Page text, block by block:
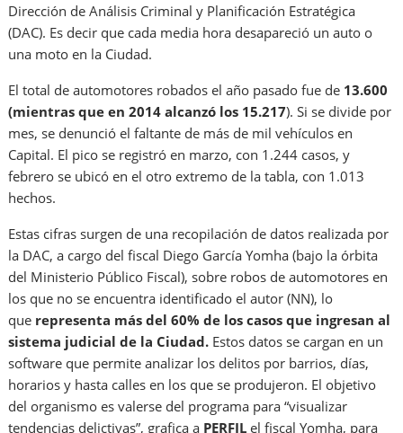
Dirección de Análisis Criminal y Planificación Estratégica
(DAC). Es decir que cada media hora desapareció un auto o
una moto en la Ciudad.
El total de automotores robados el año pasado fue de 13.600
(mientras que en 2014 alcanzó los 15.217). Si se divide por
mes, se denunció el faltante de más de mil vehículos en
Capital. El pico se registró en marzo, con 1.244 casos, y
febrero se ubicó en el otro extremo de la tabla, con 1.013
hechos.
Estas cifras surgen de una recopilación de datos realizada por
la DAC, a cargo del fiscal Diego García Yomha (bajo la órbita
del Ministerio Público Fiscal), sobre robos de automotores en
los que no se encuentra identificado el autor (NN), lo
que representa más del 60% de los casos que ingresan al
sistema judicial de la Ciudad. Estos datos se cargan en un
software que permite analizar los delitos por barrios, días,
horarios y hasta calles en los que se produjeron. El objetivo
del organismo es valerse del programa para “visualizar
tendencias delictivas”, grafica a PERFILel fiscal Yomha, para